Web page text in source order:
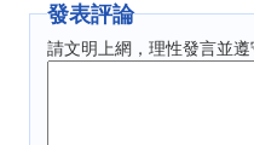
知，允許在銀行間外匯市
、港幣、英鎊 五個貨幣對
發表評論
請文明上網，理性發言並遵